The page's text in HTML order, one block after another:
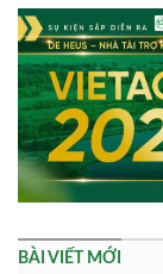
BÀI VIẾT MỚI